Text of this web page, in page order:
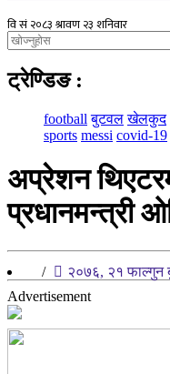
ट्रेण्डिङ :
football बुटवल खेलकुद
sports messi covid-19
अप्रेशन
प्रधानमन्त्री
/ २०७६, २१ फाल्गुन
Advertisement